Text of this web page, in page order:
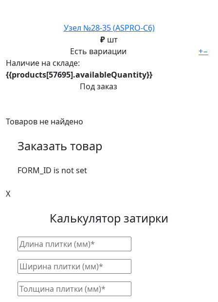
Узел №28-35 (ASPRO-C6)
₽ шт
Есть вариации
Наличие на складе:
{{products[57695].availableQuantity}}
Под заказ
+−
Товаров не найдено
Заказать товар
FORM_ID is not set
X
Калькулятор затирки